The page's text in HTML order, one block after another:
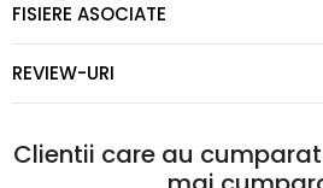
FISIERE ASOCIATE
REVIEW-URI
Clientii care au